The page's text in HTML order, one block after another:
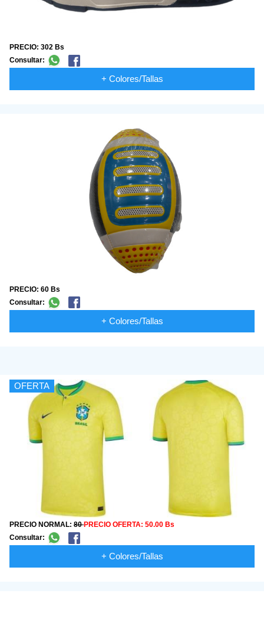
PRECIO: 302 Bs
Consultar:
+ Colores/Tallas
PRECIO: 60 Bs
Consultar:
+ Colores/Tallas
OFERTA
PRECIO NORMAL: 80PRECIO OFERTA: 50.00 Bs
Consultar:
+ Colores/Tallas